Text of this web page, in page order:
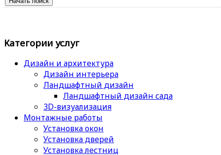
Категории услуг
Дизайн и архитектура
Дизайн интерьера
Ландшафтный дизайн
Ландшафтный дизайн сада
3D-визуализация
Монтажные работы
Установка окон
Установка дверей
Установка лестниц